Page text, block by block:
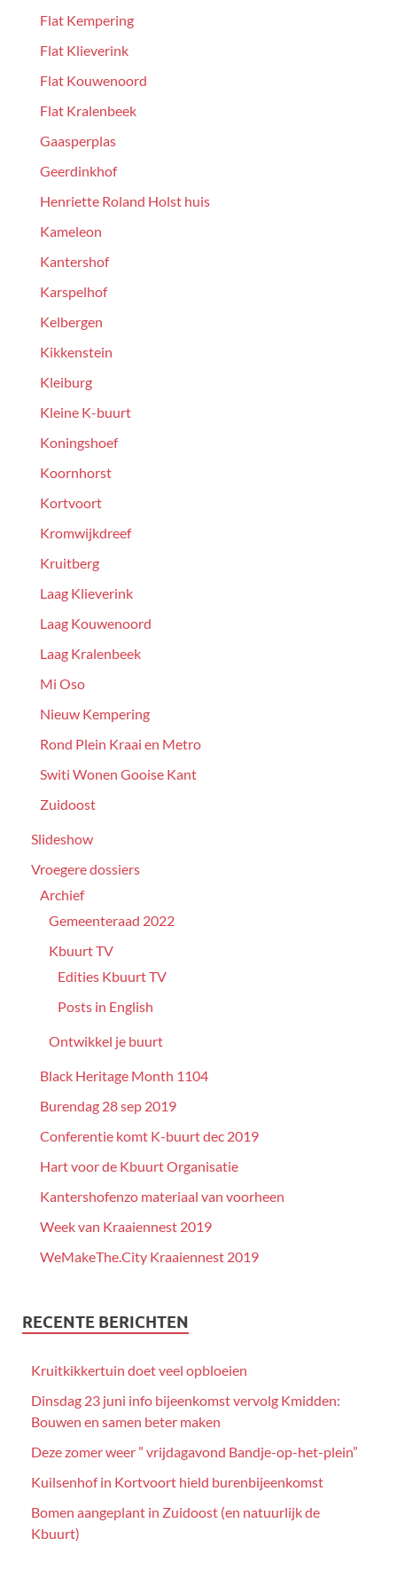
Flat Kempering
Flat Klieverink
Flat Kouwenoord
Flat Kralenbeek
Gaasperplas
Geerdinkhof
Henriette Roland Holst huis
Kameleon
Kantershof
Karspelhof
Kelbergen
Kikkenstein
Kleiburg
Kleine K-buurt
Koningshoef
Koornhorst
Kortvoort
Kromwijkdreef
Kruitberg
Laag Klieverink
Laag Kouwenoord
Laag Kralenbeek
Mi Oso
Nieuw Kempering
Rond Plein Kraai en Metro
Switi Wonen Gooise Kant
Zuidoost
Slideshow
Vroegere dossiers
Archief
Gemeenteraad 2022
Kbuurt TV
Edities Kbuurt TV
Posts in English
Ontwikkel je buurt
Black Heritage Month 1104
Burendag 28 sep 2019
Conferentie komt K-buurt dec 2019
Hart voor de Kbuurt Organisatie
Kantershofenzo materiaal van voorheen
Week van Kraaiennest 2019
WeMakeThe.City Kraaiennest 2019
RECENTE BERICHTEN
Kruitkikkertuin doet veel opbloeien
Dinsdag 23 juni info bijeenkomst vervolg Kmidden:
Bouwen en samen beter maken
Deze zomer weer ” vrijdagavond Bandje-op-het-plein”
Kuilsenhof in Kortvoort hield burenbijeenkomst
Bomen aangeplant in Zuidoost (en natuurlijk de
Kbuurt)